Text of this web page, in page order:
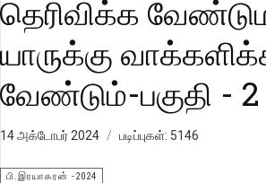
தெரிவிக்க
யாருக்கு
வேண்டும்-பகுதி - 2
14 அக்டோபர் 2024 படிப்புகள்: 5146
பி.இரயாகரன் -2024